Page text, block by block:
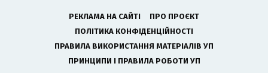
РЕКЛАМА НА САЙТІ
ПРО ПРОЄКТ
ПОЛІТИКА КОНФІДЕНЦІЙНОСТІ
ПРАВИЛА ВИКОРИСТАННЯ МАТЕРІАЛІВ УП
ПРИНЦИПИ І ПРАВИЛА РОБОТИ УП